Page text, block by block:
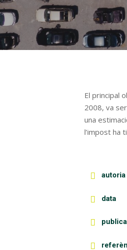
El principal
2008, va
una
l’impost ha
autoria
data